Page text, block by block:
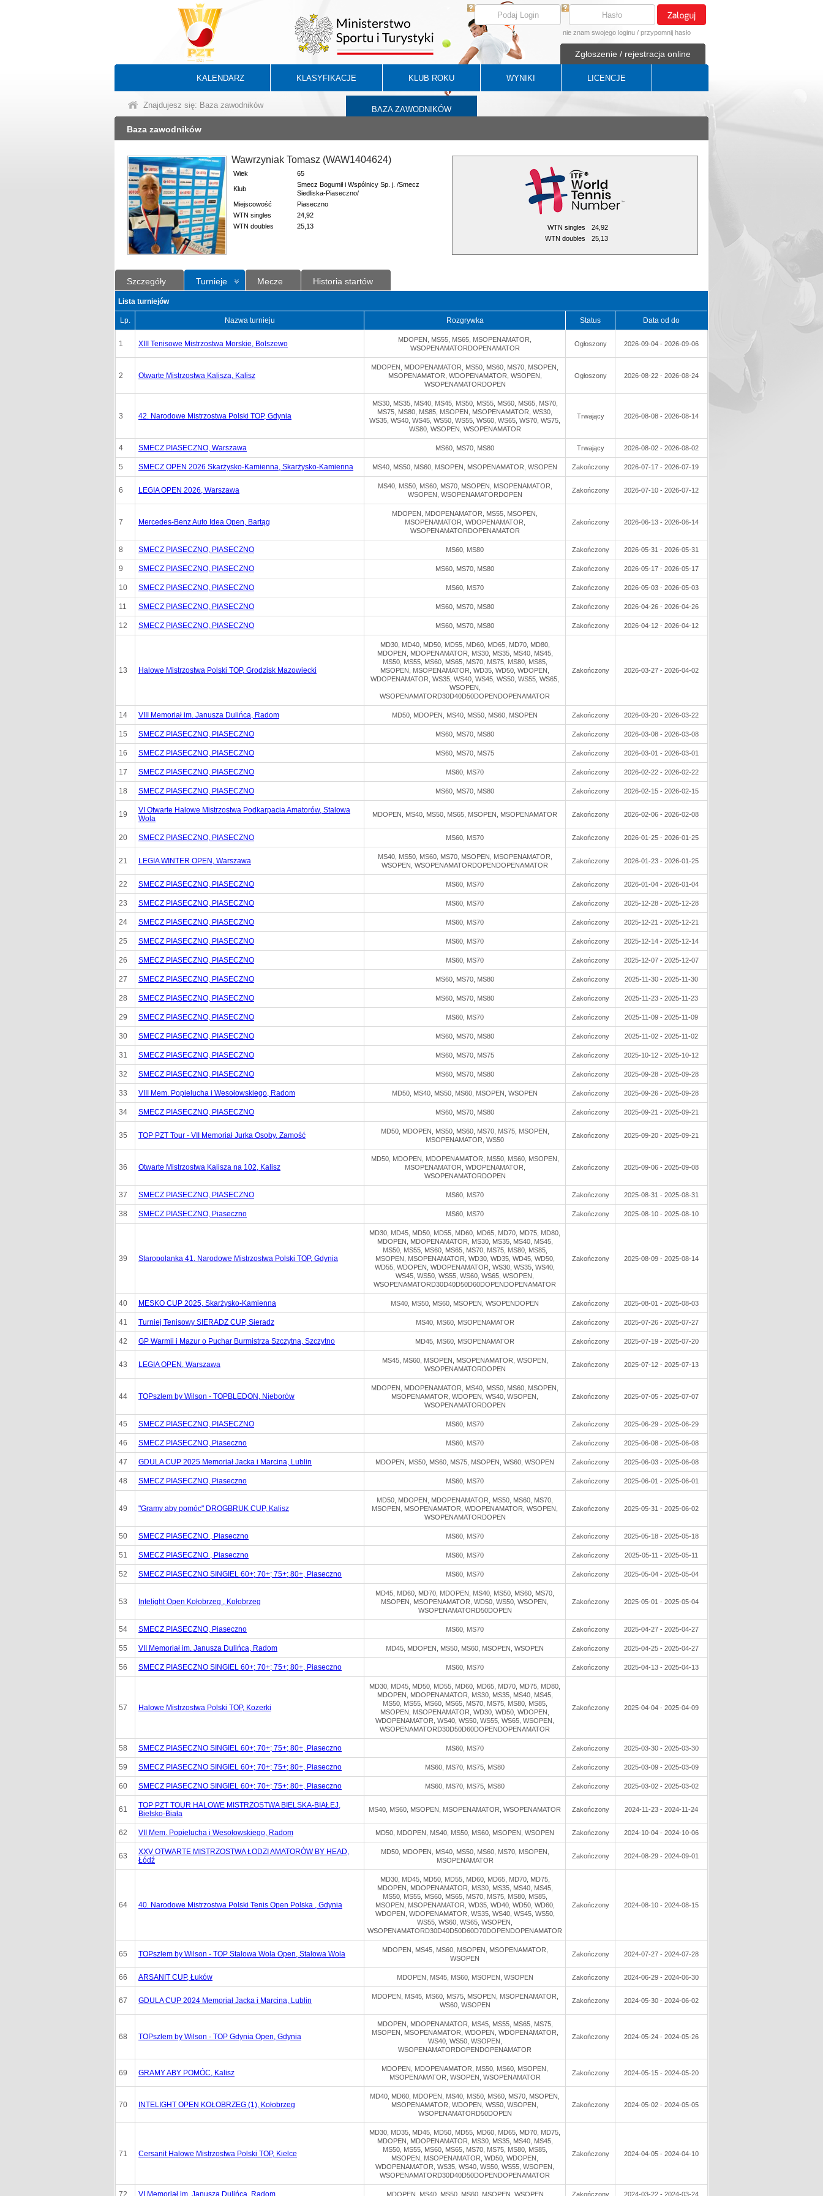
nie znam swojego loginu / przypomnij hasło
Zgłoszenie / rejestracja online
KALENDARZ KLASYFIKACJE KLUB ROKU WYNIKI LICENCJE
BAZA ZAWODNIKÓW
Znajdujesz się: Baza zawodników
Baza zawodników
Wawrzyniak Tomasz (WAW1404624)
Wiek 65
Klub
Smecz Bogumił i Wspólnicy Sp. j. /Smecz
Siedliska-Piaseczno/
Miejscowość
Piaseczno
WTN singles
24,92
WTN doubles
25,13 WTN singles
24,92
WTN doubles
25,13
Szczegóły Turnieje Mecze Historia startów
Lista turniejów
Lp. Nazwa turnieju Rozgrywka Status Data od do
1 XIII Tenisowe Mistrzostwa Morskie, Bolszewo
MDOPEN, MS55, MS65, MSOPENAMATOR,
WSOPENAMATORDOPENAMATOR
Ogłoszony 2026-09-04 - 2026-09-06
2 Otwarte Mistrzostwa Kalisza, Kalisz
MDOPEN, MDOPENAMATOR, MS50, MS60, MS70, MSOPEN,
MSOPENAMATOR, WDOPENAMATOR, WSOPEN,
WSOPENAMATORDOPEN
Ogłoszony 2026-08-22 - 2026-08-24
3 42. Narodowe Mistrzostwa Polski TOP, Gdynia
MS30, MS35, MS40, MS45, MS50, MS55, MS60, MS65, MS70,
MS75, MS80, MS85, MSOPEN, MSOPENAMATOR, WS30,
WS35, WS40, WS45, WS50, WS55, WS60, WS65, WS70, WS75,
WS80, WSOPEN, WSOPENAMATOR
Trwający 2026-08-08 - 2026-08-14
4 SMECZ PIASECZNO, Warszawa MS60, MS70, MS80 Trwający 2026-08-02 - 2026-08-02
5 SMECZ OPEN 2026 Skarżysko-Kamienna, Skarżysko-Kamienna MS40, MS50, MS60, MSOPEN, MSOPENAMATOR, WSOPEN Zakończony 2026-07-17 - 2026-07-19
6 LEGIA OPEN 2026, Warszawa
MS40, MS50, MS60, MS70, MSOPEN, MSOPENAMATOR,
WSOPEN, WSOPENAMATORDOPEN
Zakończony 2026-07-10 - 2026-07-12
7 Mercedes-Benz Auto Idea Open, Bartąg
MDOPEN, MDOPENAMATOR, MS55, MSOPEN,
MSOPENAMATOR, WDOPENAMATOR,
WSOPENAMATORDOPENAMATOR
Zakończony 2026-06-13 - 2026-06-14
8 SMECZ PIASECZNO, PIASECZNO MS60, MS80 Zakończony 2026-05-31 - 2026-05-31
9 SMECZ PIASECZNO, PIASECZNO MS60, MS70, MS80 Zakończony 2026-05-17 - 2026-05-17
10 SMECZ PIASECZNO, PIASECZNO MS60, MS70 Zakończony 2026-05-03 - 2026-05-03
11 SMECZ PIASECZNO, PIASECZNO MS60, MS70, MS80 Zakończony 2026-04-26 - 2026-04-26
12 SMECZ PIASECZNO, PIASECZNO MS60, MS70, MS80 Zakończony 2026-04-12 - 2026-04-12
13 Halowe Mistrzostwa Polski TOP, Grodzisk Mazowiecki
MD30, MD40, MD50, MD55, MD60, MD65, MD70, MD80,
MDOPEN, MDOPENAMATOR, MS30, MS35, MS40, MS45,
MS50, MS55, MS60, MS65, MS70, MS75, MS80, MS85,
MSOPEN, MSOPENAMATOR, WD35, WD50, WDOPEN,
WDOPENAMATOR, WS35, WS40, WS45, WS50, WS55, WS65,
WSOPEN,
WSOPENAMATORD30D40D50DOPENDOPENAMATOR
Zakończony 2026-03-27 - 2026-04-02
14 VIII Memoriał im. Janusza Dulińca, Radom MD50, MDOPEN, MS40, MS50, MS60, MSOPEN Zakończony 2026-03-20 - 2026-03-22
15 SMECZ PIASECZNO, PIASECZNO MS60, MS70, MS80 Zakończony 2026-03-08 - 2026-03-08
16 SMECZ PIASECZNO, PIASECZNO MS60, MS70, MS75 Zakończony 2026-03-01 - 2026-03-01
17 SMECZ PIASECZNO, PIASECZNO MS60, MS70 Zakończony 2026-02-22 - 2026-02-22
18 SMECZ PIASECZNO, PIASECZNO MS60, MS70, MS80 Zakończony 2026-02-15 - 2026-02-15
19
VI Otwarte Halowe Mistrzostwa Podkarpacia Amatorów, Stalowa
Wola
MDOPEN, MS40, MS50, MS65, MSOPEN, MSOPENAMATOR Zakończony 2026-02-06 - 2026-02-08
20 SMECZ PIASECZNO, PIASECZNO MS60, MS70 Zakończony 2026-01-25 - 2026-01-25
21 LEGIA WINTER OPEN, Warszawa
MS40, MS50, MS60, MS70, MSOPEN, MSOPENAMATOR,
WSOPEN, WSOPENAMATORDOPENDOPENAMATOR
Zakończony 2026-01-23 - 2026-01-25
22 SMECZ PIASECZNO, PIASECZNO MS60, MS70 Zakończony 2026-01-04 - 2026-01-04
23 SMECZ PIASECZNO, PIASECZNO MS60, MS70 Zakończony 2025-12-28 - 2025-12-28
24 SMECZ PIASECZNO, PIASECZNO MS60, MS70 Zakończony 2025-12-21 - 2025-12-21
25 SMECZ PIASECZNO, PIASECZNO MS60, MS70 Zakończony 2025-12-14 - 2025-12-14
26 SMECZ PIASECZNO, PIASECZNO MS60, MS70 Zakończony 2025-12-07 - 2025-12-07
27 SMECZ PIASECZNO, PIASECZNO MS60, MS70, MS80 Zakończony 2025-11-30 - 2025-11-30
28 SMECZ PIASECZNO, PIASECZNO MS60, MS70, MS80 Zakończony 2025-11-23 - 2025-11-23
29 SMECZ PIASECZNO, PIASECZNO MS60, MS70 Zakończony 2025-11-09 - 2025-11-09
30 SMECZ PIASECZNO, PIASECZNO MS60, MS70, MS80 Zakończony 2025-11-02 - 2025-11-02
31 SMECZ PIASECZNO, PIASECZNO MS60, MS70, MS75 Zakończony 2025-10-12 - 2025-10-12
32 SMECZ PIASECZNO, PIASECZNO MS60, MS70, MS80 Zakończony 2025-09-28 - 2025-09-28
33 VIII Mem. Popielucha i Wesołowskiego, Radom MD50, MS40, MS50, MS60, MSOPEN, WSOPEN Zakończony 2025-09-26 - 2025-09-28
34 SMECZ PIASECZNO, PIASECZNO MS60, MS70, MS80 Zakończony 2025-09-21 - 2025-09-21
35 TOP PZT Tour - VII Memoriał Jurka Osoby, Zamość
MD50, MDOPEN, MS50, MS60, MS70, MS75, MSOPEN,
MSOPENAMATOR, WS50
Zakończony 2025-09-20 - 2025-09-21
36 Otwarte Mistrzostwa Kalisza na 102, Kalisz
MD50, MDOPEN, MDOPENAMATOR, MS50, MS60, MSOPEN,
MSOPENAMATOR, WDOPENAMATOR,
WSOPENAMATORDOPEN
Zakończony 2025-09-06 - 2025-09-08
37 SMECZ PIASECZNO, PIASECZNO MS60, MS70 Zakończony 2025-08-31 - 2025-08-31
38 SMECZ PIASECZNO, Piaseczno MS60, MS70 Zakończony 2025-08-10 - 2025-08-10
39 Staropolanka 41. Narodowe Mistrzostwa Polski TOP, Gdynia
MD30, MD45, MD50, MD55, MD60, MD65, MD70, MD75, MD80,
MDOPEN, MDOPENAMATOR, MS30, MS35, MS40, MS45,
MS50, MS55, MS60, MS65, MS70, MS75, MS80, MS85,
MSOPEN, MSOPENAMATOR, WD30, WD35, WD45, WD50,
WD55, WDOPEN, WDOPENAMATOR, WS30, WS35, WS40,
WS45, WS50, WS55, WS60, WS65, WSOPEN,
WSOPENAMATORD30D40D50D60DOPENDOPENAMATOR
Zakończony 2025-08-09 - 2025-08-14
40 MESKO CUP 2025, Skarżysko-Kamienna MS40, MS50, MS60, MSOPEN, WSOPENDOPEN Zakończony 2025-08-01 - 2025-08-03
41 Turniej Tenisowy SIERADZ CUP, Sieradz MS40, MS60, MSOPENAMATOR Zakończony 2025-07-26 - 2025-07-27
42 GP Warmii i Mazur o Puchar Burmistrza Szczytna, Szczytno MD45, MS60, MSOPENAMATOR Zakończony 2025-07-19 - 2025-07-20
43 LEGIA OPEN, Warszawa
MS45, MS60, MSOPEN, MSOPENAMATOR, WSOPEN,
WSOPENAMATORDOPEN
Zakończony 2025-07-12 - 2025-07-13
44 TOPszlem by Wilson - TOPBLEDON, Nieborów
MDOPEN, MDOPENAMATOR, MS40, MS50, MS60, MSOPEN,
MSOPENAMATOR, WDOPEN, WS40, WSOPEN,
WSOPENAMATORDOPEN
Zakończony 2025-07-05 - 2025-07-07
45 SMECZ PIASECZNO, PIASECZNO MS60, MS70 Zakończony 2025-06-29 - 2025-06-29
46 SMECZ PIASECZNO, Piaseczno MS60, MS70 Zakończony 2025-06-08 - 2025-06-08
47 GDULA CUP 2025 Memoriał Jacka i Marcina, Lublin MDOPEN, MS50, MS60, MS75, MSOPEN, WS60, WSOPEN Zakończony 2025-06-03 - 2025-06-08
48 SMECZ PIASECZNO, Piaseczno MS60, MS70 Zakończony 2025-06-01 - 2025-06-01
49 "Gramy aby pomóc" DROGBRUK CUP, Kalisz
MD50, MDOPEN, MDOPENAMATOR, MS50, MS60, MS70,
MSOPEN, MSOPENAMATOR, WDOPENAMATOR, WSOPEN,
WSOPENAMATORDOPEN
Zakończony 2025-05-31 - 2025-06-02
50 SMECZ PIASECZNO , Piaseczno MS60, MS70 Zakończony 2025-05-18 - 2025-05-18
51 SMECZ PIASECZNO , Piaseczno MS60, MS70 Zakończony 2025-05-11 - 2025-05-11
52 SMECZ PIASECZNO SINGIEL 60+; 70+; 75+; 80+, Piaseczno MS60, MS70 Zakończony 2025-05-04 - 2025-05-04
53 Intelight Open Kołobrzeg , Kołobrzeg
MD45, MD60, MD70, MDOPEN, MS40, MS50, MS60, MS70,
MSOPEN, MSOPENAMATOR, WD50, WS50, WSOPEN,
WSOPENAMATORD50DOPEN
Zakończony 2025-05-01 - 2025-05-04
54 SMECZ PIASECZNO, Piaseczno MS60, MS70 Zakończony 2025-04-27 - 2025-04-27
55 VII Memoriał im. Janusza Dulińca, Radom MD45, MDOPEN, MS50, MS60, MSOPEN, WSOPEN Zakończony 2025-04-25 - 2025-04-27
56 SMECZ PIASECZNO SINGIEL 60+; 70+; 75+; 80+, Piaseczno MS60, MS70 Zakończony 2025-04-13 - 2025-04-13
57 Halowe Mistrzostwa Polski TOP, Kozerki
MD30, MD45, MD50, MD55, MD60, MD65, MD70, MD75, MD80,
MDOPEN, MDOPENAMATOR, MS30, MS35, MS40, MS45,
MS50, MS55, MS60, MS65, MS70, MS75, MS80, MS85,
MSOPEN, MSOPENAMATOR, WD30, WD50, WDOPEN,
WDOPENAMATOR, WS40, WS50, WS55, WS65, WSOPEN,
WSOPENAMATORD30D50D60DOPENDOPENAMATOR
Zakończony 2025-04-04 - 2025-04-09
58 SMECZ PIASECZNO SINGIEL 60+; 70+; 75+; 80+, Piaseczno MS60, MS70 Zakończony 2025-03-30 - 2025-03-30
59 SMECZ PIASECZNO SINGIEL 60+; 70+; 75+; 80+, Piaseczno MS60, MS70, MS75, MS80 Zakończony 2025-03-09 - 2025-03-09
60 SMECZ PIASECZNO SINGIEL 60+; 70+; 75+; 80+, Piaseczno MS60, MS70, MS75, MS80 Zakończony 2025-03-02 - 2025-03-02
61
TOP PZT TOUR HALOWE MISTRZOSTWA BIELSKA-BIAŁEJ,
Bielsko-Biała
MS40, MS60, MSOPEN, MSOPENAMATOR, WSOPENAMATOR Zakończony 2024-11-23 - 2024-11-24
62 VII Mem. Popielucha i Wesołowskiego, Radom MD50, MDOPEN, MS40, MS50, MS60, MSOPEN, WSOPEN Zakończony 2024-10-04 - 2024-10-06
63
XXV OTWARTE MISTRZOSTWA ŁODZI AMATORÓW BY HEAD,
Łódź
MD50, MDOPEN, MS40, MS50, MS60, MS70, MSOPEN,
MSOPENAMATOR
Zakończony 2024-08-29 - 2024-09-01
64 40. Narodowe Mistrzostwa Polski Tenis Open Polska , Gdynia
MD30, MD45, MD50, MD55, MD60, MD65, MD70, MD75,
MDOPEN, MDOPENAMATOR, MS30, MS35, MS40, MS45,
MS50, MS55, MS60, MS65, MS70, MS75, MS80, MS85,
MSOPEN, MSOPENAMATOR, WD35, WD40, WD50, WD60,
WDOPEN, WDOPENAMATOR, WS35, WS40, WS45, WS50,
WS55, WS60, WS65, WSOPEN,
WSOPENAMATORD30D40D50D60D70DOPENDOPENAMATOR
Zakończony 2024-08-10 - 2024-08-15
65 TOPszlem by Wilson - TOP Stalowa Wola Open, Stalowa Wola
MDOPEN, MS45, MS60, MSOPEN, MSOPENAMATOR,
WSOPEN
Zakończony 2024-07-27 - 2024-07-28
66 ARSANIT CUP, Łuków MDOPEN, MS45, MS60, MSOPEN, WSOPEN Zakończony 2024-06-29 - 2024-06-30
67 GDULA CUP 2024 Memoriał Jacka i Marcina, Lublin
MDOPEN, MS45, MS60, MS75, MSOPEN, MSOPENAMATOR,
WS60, WSOPEN
Zakończony 2024-05-30 - 2024-06-02
68 TOPszlem by Wilson - TOP Gdynia Open, Gdynia
MDOPEN, MDOPENAMATOR, MS45, MS55, MS65, MS75,
MSOPEN, MSOPENAMATOR, WDOPEN, WDOPENAMATOR,
WS40, WS50, WSOPEN,
WSOPENAMATORDOPENDOPENAMATOR
Zakończony 2024-05-24 - 2024-05-26
69 GRAMY ABY POMÓC, Kalisz
MDOPEN, MDOPENAMATOR, MS50, MS60, MSOPEN,
MSOPENAMATOR, WSOPEN, WSOPENAMATOR
Zakończony 2024-05-15 - 2024-05-20
70 INTELIGHT OPEN KOŁOBRZEG (1), Kołobrzeg
MD40, MD60, MDOPEN, MS40, MS50, MS60, MS70, MSOPEN,
MSOPENAMATOR, WDOPEN, WS50, WSOPEN,
WSOPENAMATORD50DOPEN
Zakończony 2024-05-02 - 2024-05-05
71 Cersanit Halowe Mistrzostwa Polski TOP, Kielce
MD30, MD35, MD45, MD50, MD55, MD60, MD65, MD70, MD75,
MDOPEN, MDOPENAMATOR, MS30, MS35, MS40, MS45,
MS50, MS55, MS60, MS65, MS70, MS75, MS80, MS85,
MSOPEN, MSOPENAMATOR, WD50, WDOPEN,
WDOPENAMATOR, WS35, WS40, WS50, WS55, WSOPEN,
WSOPENAMATORD30D40D50DOPENDOPENAMATOR
Zakończony 2024-04-05 - 2024-04-10
72 VI Memoriał im. Janusza Dulińca, Radom MDOPEN, MS40, MS50, MS60, MSOPEN, WSOPEN Zakończony 2024-03-22 - 2024-03-24